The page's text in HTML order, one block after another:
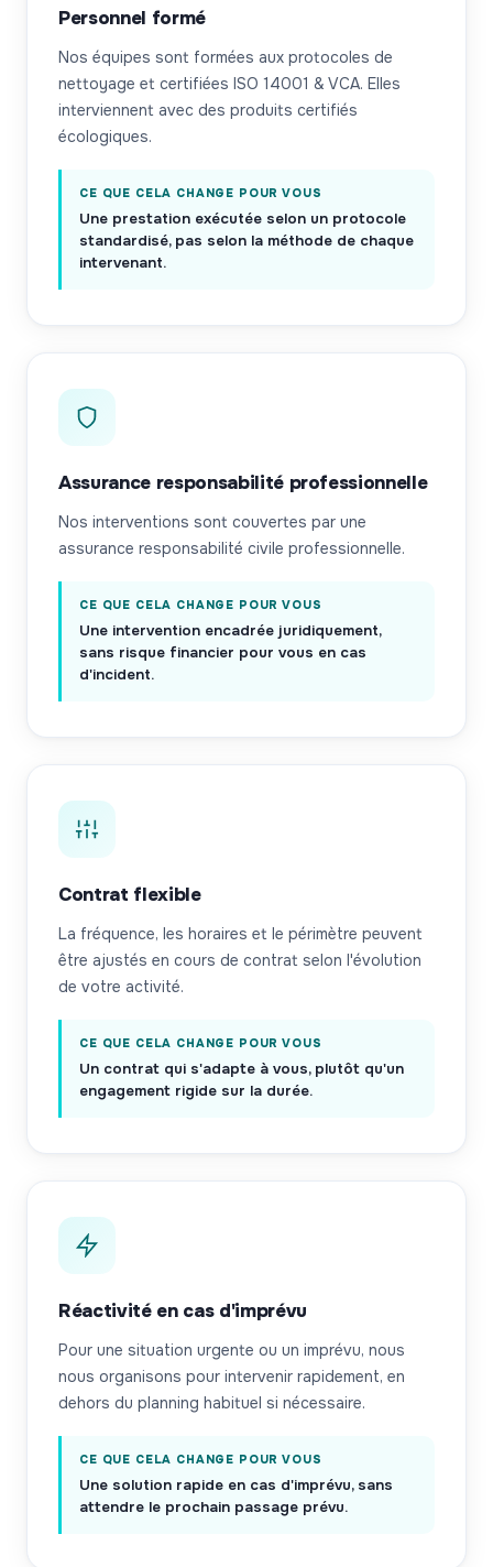
Personnel formé
Nos équipes sont formées aux protocoles de
nettoyage et certifiées ISO 14001 & VCA. Elles
interviennent avec des produits certifiés
écologiques.
CE QUE CELA CHANGE POUR VOUS
Une prestation exécutée selon un protocole
standardisé, pas selon la méthode de chaque
intervenant.
Assurance responsabilité professionnelle
Nos interventions sont couvertes par une
assurance responsabilité civile professionnelle.
CE QUE CELA CHANGE POUR VOUS
Une intervention encadrée juridiquement,
sans risque financier pour vous en cas
d'incident.
Contrat flexible
La fréquence, les horaires et le périmètre peuvent
être ajustés en cours de contrat selon l'évolution
de votre activité.
CE QUE CELA CHANGE POUR VOUS
Un contrat qui s'adapte à vous, plutôt qu'un
engagement rigide sur la durée.
Réactivité en cas d'imprévu
Pour une situation urgente ou un imprévu, nous
nous organisons pour intervenir rapidement, en
dehors du planning habituel si nécessaire.
CE QUE CELA CHANGE POUR VOUS
Une solution rapide en cas d'imprévu, sans
attendre le prochain passage prévu.